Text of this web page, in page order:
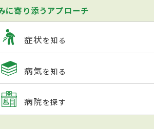
に寄り添うアプローチ
症状を知る
病気を知る
病院を探す